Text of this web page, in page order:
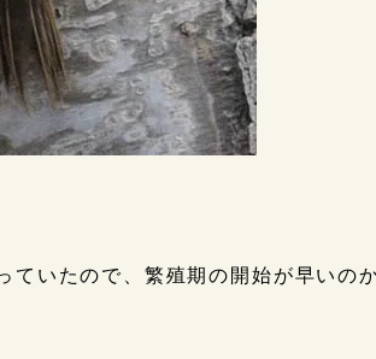
いたので、繁殖期の開始が早いの